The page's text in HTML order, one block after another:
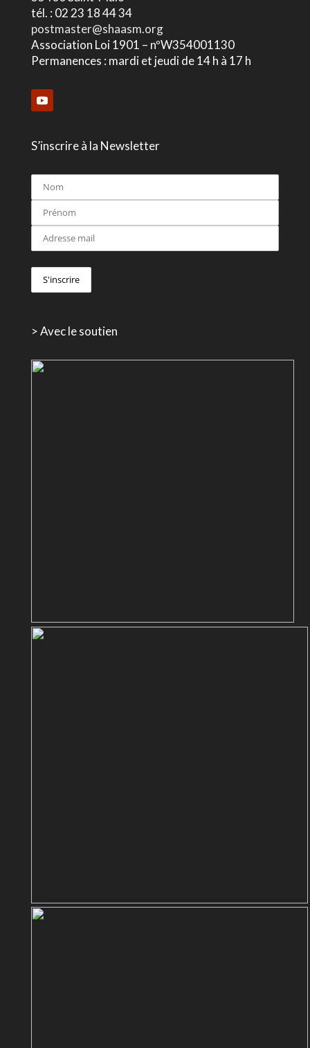
tél. : 02 23 18 44 34
postmaster@shaasm.org
Association Loi 1901 – nºW354001130
Permanences : mardi et jeudi de 14 h à 17 h
S’inscrire à la Newsletter
> Avec le soutien